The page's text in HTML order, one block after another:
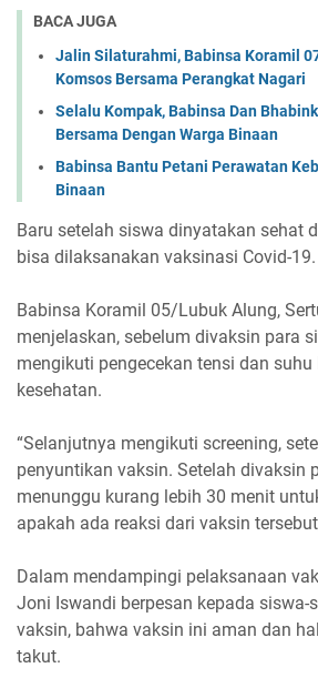
BACA JUGA
Jalin Silaturahmi, Babinsa Koramil
Komsos Bersama Perangkat Nagari
Selalu Kompak, Babinsa Dan
Bersama Dengan Warga Binaan
Babinsa Bantu Petani Perawatan
Binaan
Baru setelah siswa dinyatakan sehat
bisa dilaksanakan vaksinasi Covid-19.
Babinsa Koramil 05/Lubuk Alung,
menjelaskan, sebelum divaksin para
mengikuti pengecekan tensi dan
kesehatan.
“Selanjutnya mengikuti screening,
penyuntikan vaksin. Setelah divaksin
menunggu kurang lebih 30 menit
apakah ada reaksi dari vaksin
Dalam mendampingi pelaksanaan
Joni Iswandi berpesan kepada siswa-
vaksin, bahwa vaksin ini aman dan
takut.